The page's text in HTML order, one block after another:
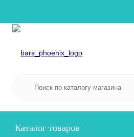
Каталог товаров